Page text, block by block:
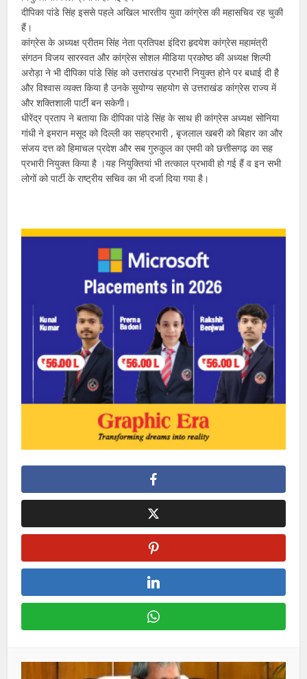
दीपिका पांडे सिंह इससे पहले अखिल भारतीय युवा कांग्रेस की महासचिव रह चुकी
हैं।
कांग्रेस के अध्यक्ष प्रीतम सिंह नेता प्रतिपक्ष इंदिरा हृदयेश कांग्रेस महामंत्री
संगठन विजय सारस्वत और कांग्रेस सोशल मीडिया प्रकोष्ठ की अध्यक्ष शिल्पी
अरोड़ा ने भी दीपिका पांडे सिंह को उत्तराखंड प्रभारी नियुक्त होने पर बधाई दी है
और विश्वास व्यक्त किया है उनके सुयोग्य सहयोग से उत्तराखंड कांग्रेस राज्य में
और शक्तिशाली पार्टी बन सकेगी।
धीरेंद्र प्रताप ने बताया कि दीपिका पांडे सिंह के साथ ही कांग्रेस अध्यक्ष सोनिया
गांधी ने इमरान मसूद को दिल्ली का सहप्रभारी , बृजलाल खबरी को बिहार का और
संजय दत्त को हिमाचल प्रदेश और सब गुरुकुल का एमपी को छत्तीसगढ़ का सह
प्रभारी नियुक्त किया है ।यह नियुक्तियां भी तत्काल प्रभावी हो गई हैं व इन सभी
लोगों को पार्टी के राष्ट्रीय सचिव का भी दर्जा दिया गया है।